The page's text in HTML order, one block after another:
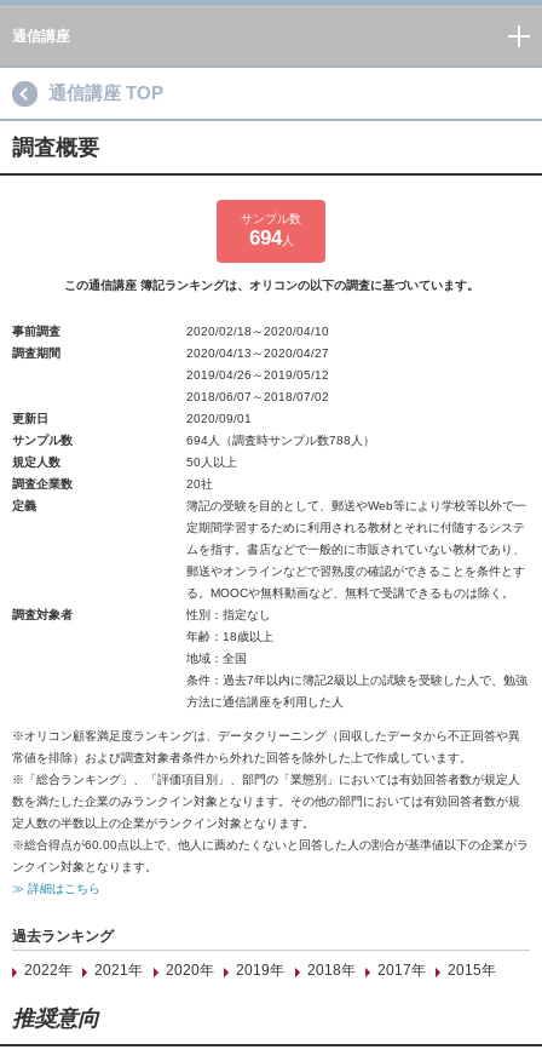
通信講座
通信講座 TOP
調査概要
サンプル数
694人
この通信講座 簿記ランキングは、オリコンの以下の調査に基づいています。
事前調査
2020/02/18～2020/04/10
調査期間
2020/04/13～2020/04/27
2019/04/26～2019/05/12
2018/06/07～2018/07/02
更新日
2020/09/01
サンプル数
694人（調査時サンプル数788人）
規定人数
50人以上
調査企業数
20社
定義
簿記の受験を目的として、郵送やWeb等により学校等以外で一
定期間学習するために利用される教材とそれに付随するシステ
ムを指す。書店などで一般的に市販されていない教材であり、
郵送やオンラインなどで習熟度の確認ができることを条件とす
る。MOOCや無料動画など、無料で受講できるものは除く。
調査対象者
性別：指定なし
年齢：18歳以上
地域：全国
条件：過去7年以内に簿記2級以上の試験を受験した人で、勉強
方法に通信講座を利用した人
※オリコン顧客満足度ランキングは、データクリーニング（回収したデータから不正回答や異
常値を排除）および調査対象者条件から外れた回答を除外した上で作成しています。
※「総合ランキング」、「評価項目別」、部門の「業態別」においては有効回答者数が規定人
数を満たした企業のみランクイン対象となります。その他の部門においては有効回答者数が規
定人数の半数以上の企業がランクイン対象となります。
※総合得点が60.00点以上で、他人に薦めたくないと回答した人の割合が基準値以下の企業がラ
ンクイン対象となります。
≫ 詳細はこちら
過去ランキング
2022年
2021年 2020年 2019年 2018年 2017年 2015年
推奨意向